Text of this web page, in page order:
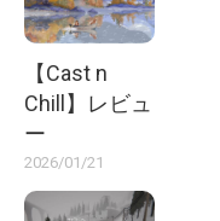
【Cast n
Chill】レビュ
ー
2026/01/21